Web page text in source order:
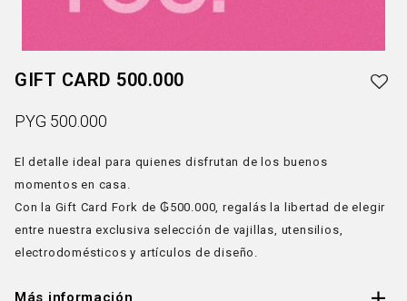
GIFT CARD 500.000
PYG 500.000
El detalle ideal para quienes disfrutan de los buenos
momentos en casa.
Con la Gift Card Fork de ₲500.000, regalás la libertad de elegir
entre nuestra exclusiva selección de vajillas, utensilios,
electrodomésticos y artículos de diseño.
Más información